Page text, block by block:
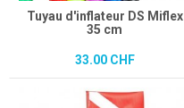
Tuyau d'inflateur DS Miflex
35 cm
33.00 CHF